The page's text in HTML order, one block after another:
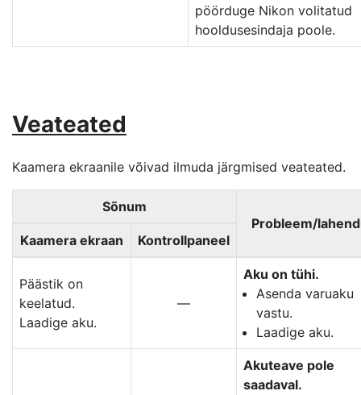
pöörduge Nikon volitatud
hooldusesindaja poole.
Veateated
Kaamera ekraanile võivad ilmuda järgmised veateated.
Sõnum
Probleem/
Kaamera ekraan
Kontrollpaneel
Päästik on
keelatud.
Laadige aku.
—
Aku on tühi.
Asenda varuaku
vastu.
Laadige aku.
Akuteave pole
saadaval.